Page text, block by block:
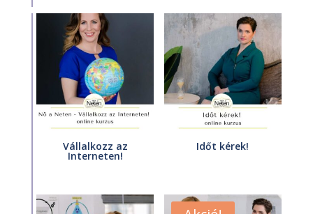
Vállalkozz az
Interneten!
Időt kérek!